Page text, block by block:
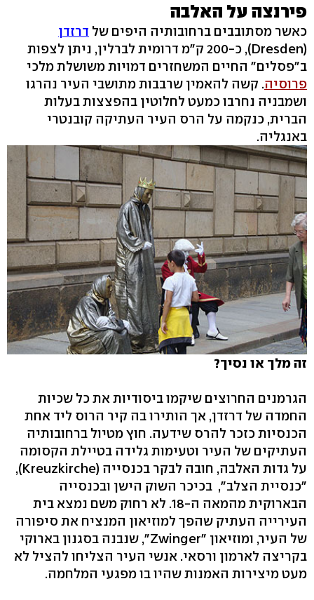
פירנצה על האלבה
כאשר מסתובבים ברחובותיה היפים של דרזדן
(Dresden), כ-200 ק"מ דרומית לברלין, ניתן לצפות
ב"פסלים" החיים המשחזרים דמויות משושלת מלכי
פרוסיה. קשה להאמין שרבבות מתושבי העיר נהרגו
ושמבניה נחרבו כמעט לחלוטין בהפצצות בעלות
הברית, כנקמה על הרס העיר העתיקה קובנטרי
באנגליה.
זה מלך או נסיך?
הגרמנים החרוצים שיקמו ביסודיות את כל שכיות
החמדה של דרזדן, אך הותירו בה קיר הרוס ליד אחת
הכנסיות כזכר להרס שידעה. חוץ מטיול ברחובותיה
העתיקים של העיר וטעימות גלידה בטיילת הקסומה
על גדות האלבה, חובה לבקר בכנסייה (Kreuzkirche),
"כנסיית הצלב", בכיכר השוק הישן ובכנסייה
הבארוקית מהמאה ה-18. לא רחוק משם נמצא בית
העירייה העתיק שהפך למוזיאון המנציח את סיפורה
של העיר, ומוזיאון "Zwinger", שנבנה בסגנון בארוקי
בקריצה לארמון ורסאי. אנשי העיר הצליחו להציל לא
מעט מיצירות האמנות שהיו בו מפגעי המלחמה.